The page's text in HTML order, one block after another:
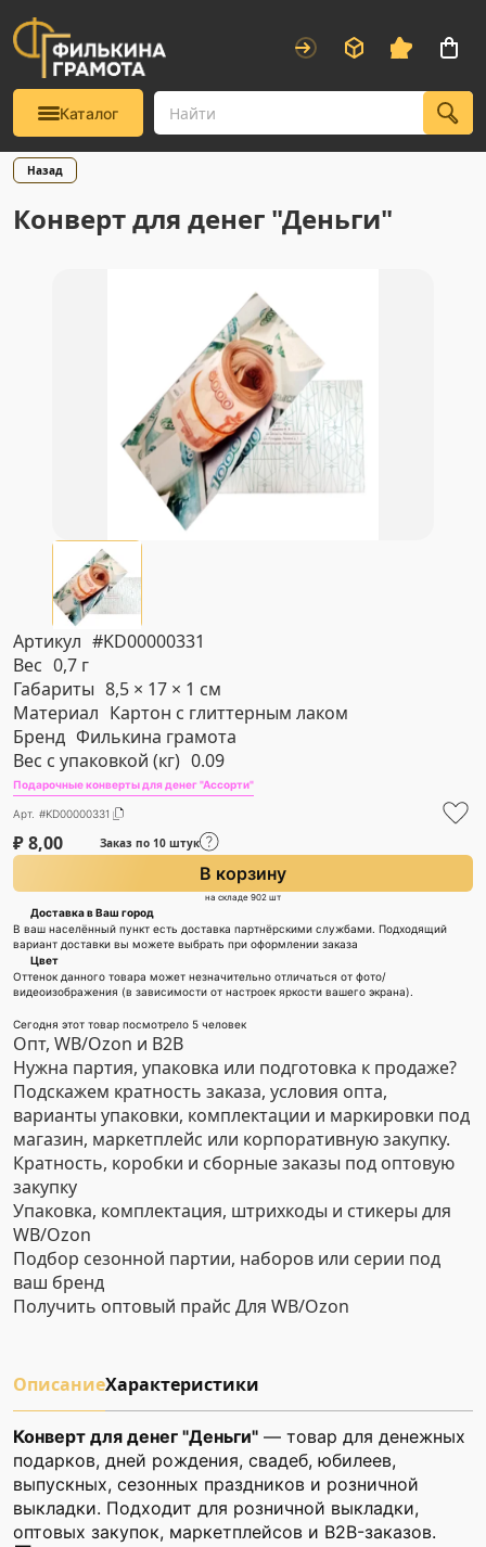
Каталог
Назад
Конверт для денег "Деньги"
Артикул #KD00000331
Вес 0,7 г
Габариты 8,5 × 17 × 1 см
Материал Картон с глиттерным лаком
Бренд Филькина грамота
Вес с упаковкой (кг) 0.09
Подарочные конверты для денег "Ассорти"
Арт. #KD00000331
₽8,00 Заказ по 10 штук
В корзину
на складе 902 шт
Доставка в Ваш город
В ваш населённый пункт есть доставка партнёрскими службами. Подходящий
вариант доставки вы можете выбрать при оформлении заказа
Цвет
Оттенок данного товара может незначительно отличаться от фото/
видеоизображения (в зависимости от настроек яркости вашего экрана).
Сегодня этот товар посмотрело 5 человек
Опт, WB/Ozon и B2B
Нужна партия, упаковка или подготовка к продаже?
Подскажем кратность заказа, условия опта,
варианты упаковки, комплектации и маркировки под
магазин, маркетплейс или корпоративную закупку.
Кратность, коробки и сборные заказы под оптовую
закупку
Упаковка, комплектация, штрихкоды и стикеры для
WB/Ozon
Подбор сезонной партии, наборов или серии под
ваш бренд
Получить оптовый прайс Для WB/Ozon
ОписаниеХарактеристики
Конверт для денег "Деньги" — товар для денежных
подарков, дней рождения, свадеб, юбилеев,
выпускных, сезонных праздников и розничной
выкладки. Подходит для розничной выкладки,
оптовых закупок, маркетплейсов и B2B-заказов.